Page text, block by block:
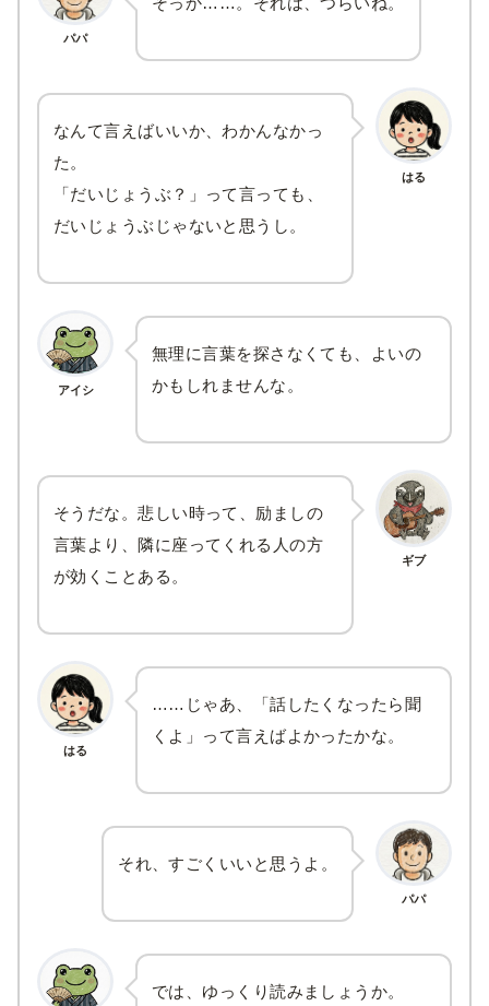
パパ
はる
なんて言えばいいか、わかんなかっ
た。
「だいじょうぶ？」って言っても、
だいじょうぶじゃないと思うし。
アイシ
無理に言葉を探さなくても、よいの
かもしれませんな。
ギブ
そうだな。悲しい時って、励ましの
言葉より、隣に座ってくれる人の方
が効くことある。
はる
……じゃあ、「話したくなったら聞
くよ」って言えばよかったかな。
パパ
それ、すごくいいと思うよ。
では、ゆっくり読みましょうか。